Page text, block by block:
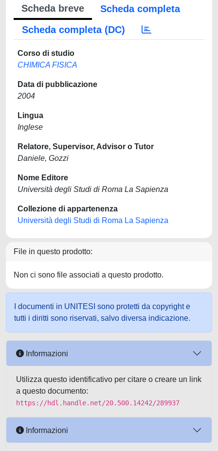
Scheda breve
Scheda completa
Scheda completa (DC)
Corso di studio
CHIMICA FISICA
Data di pubblicazione
2004
Lingua
Inglese
Relatore, Supervisor, Advisor o Tutor
Daniele, Gozzi
Nome Editore
Università degli Studi di Roma La Sapienza
Collezione di appartenenza
Università degli Studi di Roma La Sapienza
File in questo prodotto:
Non ci sono file associati a questo prodotto.
I documenti in UNITESI sono protetti da copyright e
tutti i diritti sono riservati, salvo diversa indicazione.
Informazioni
Utilizza questo identificativo per citare o creare un link
a questo documento:
https://hdl.handle.net/20.500.14242/289937
Informazioni